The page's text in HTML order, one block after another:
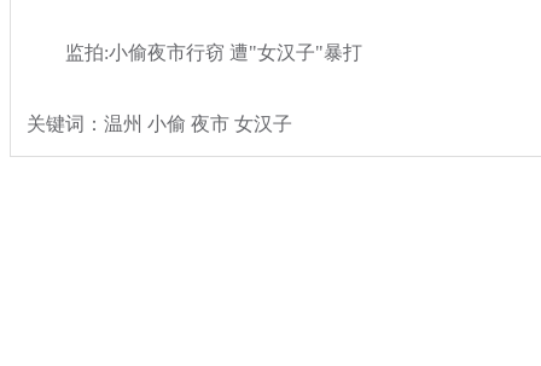
监拍:小偷夜市行窃 遭"女汉子"暴打
关键词：温州 小偷 夜市 女汉子